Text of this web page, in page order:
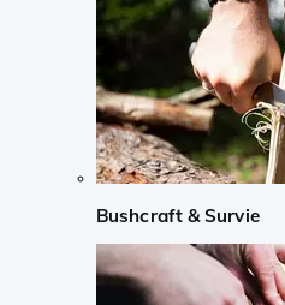
Bushcraft & Survie